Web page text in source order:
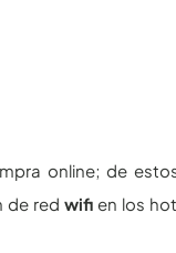
online; de
de redwifi en los